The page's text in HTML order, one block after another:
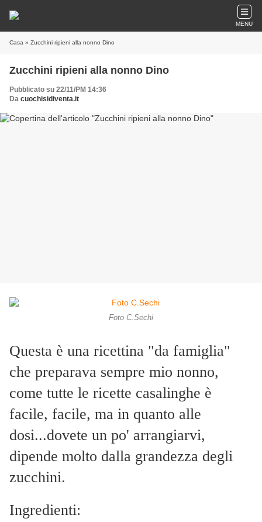
MENU
Casa » Zucchini ripieni alla nonno Dino
Zucchini ripieni alla nonno Dino
Pubblicato su 22/11/PM 14:36
Da cuochisidiventa.it
Foto C.Sechi
Questa è una ricettina "da famiglia"
che preparava sempre mio nonno,
come tutte le ricette casalinghe è
facile, facile, ma in quanto alle
dosi...dovete un po' arrangiarvi,
dipende molto dalla grandezza degli
zucchini.
Ingredienti: